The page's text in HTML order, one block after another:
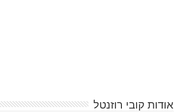
אודות קובי רוזנטל